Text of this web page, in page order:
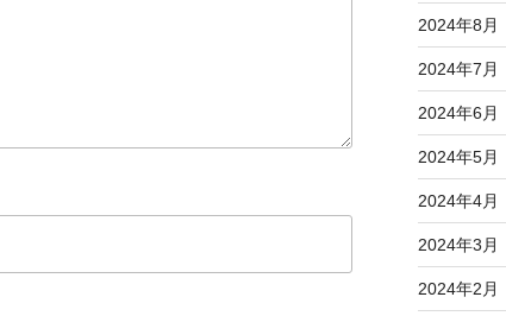
2024年8月
2024年7月
2024年6月
2024年5月
2024年4月
2024年3月
2024年2月